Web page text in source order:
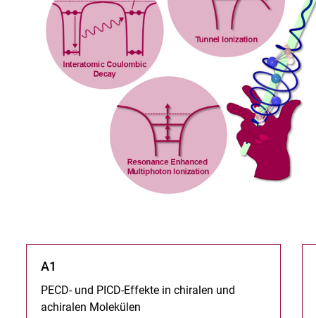
A1
PECD- und PICD-Effekte in chiralen und
achiralen Molekülen